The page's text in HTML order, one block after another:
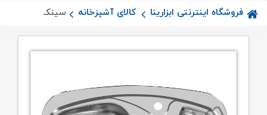
فروشگاه اینترنتی ابزارینا کالای آشپزخانه سینک ۱۳۹ توکار اخوان